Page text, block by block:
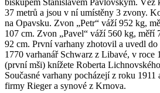
37 metrů a jsou v ní umístěny 3 zvony.
na Opavsku. Zvon „Petr“ váží 952 kg,
107 cm. Zvon „Pavel“ váží 560 kg, měří
92 cm. První varhany zhotovil a uvedl do
1770 varhanář Schwarz z Libavé, v roce
(první mši) knížete Roberta
Současné varhany pocházejí z roku 1911
firmy Rieger a synové z Krnova.